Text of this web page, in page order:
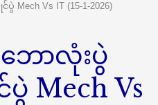
Mech Vs IT (15-1-2026)
ောလုံးပွဲ
ပွဲ Mech Vs